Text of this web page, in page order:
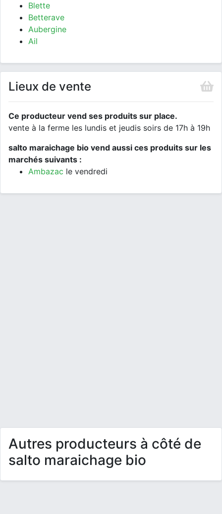
Blette
Betterave
Aubergine
Ail
Lieux de vente
Ce producteur vend ses produits sur place.
vente à la ferme les lundis et jeudis soirs de 17h à 19h
salto maraichage bio vend aussi ces produits sur les
marchés suivants :
Ambazac le vendredi
Autres producteurs à côté de
salto maraichage bio